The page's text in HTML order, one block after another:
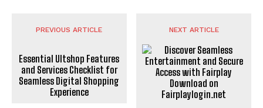
PREVIOUS ARTICLE
Essential Ultshop Features
and Services Checklist for
Seamless Digital Shopping
Experience
NEXT ARTICLE